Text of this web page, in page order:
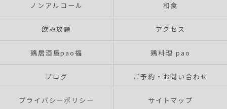
ノンアルコール 和食
飲み放題 アクセス
鶏居酒屋pao福 鶏料理 pao
ブログ ご予約・お問い合わせ
プライバシーポリシー サイトマップ